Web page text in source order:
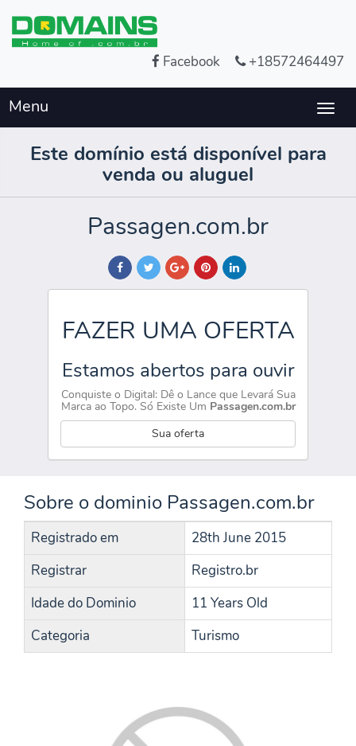
Facebook +18572464497
Menu
Este domínio está disponível para
venda ou aluguel
Passagen.com.br
FAZER UMA OFERTA
Estamos abertos para ouvir
Conquiste o Digital: Dê o Lance que Levará Sua
Marca ao Topo. Só Existe Um Passagen.com.br
Sua oferta
Sobre o dominio Passagen.com.br
Registrado em
28th June 2015
Registrar
Registro.br
Idade do Dominio
11 Years Old
Categoria
Turismo